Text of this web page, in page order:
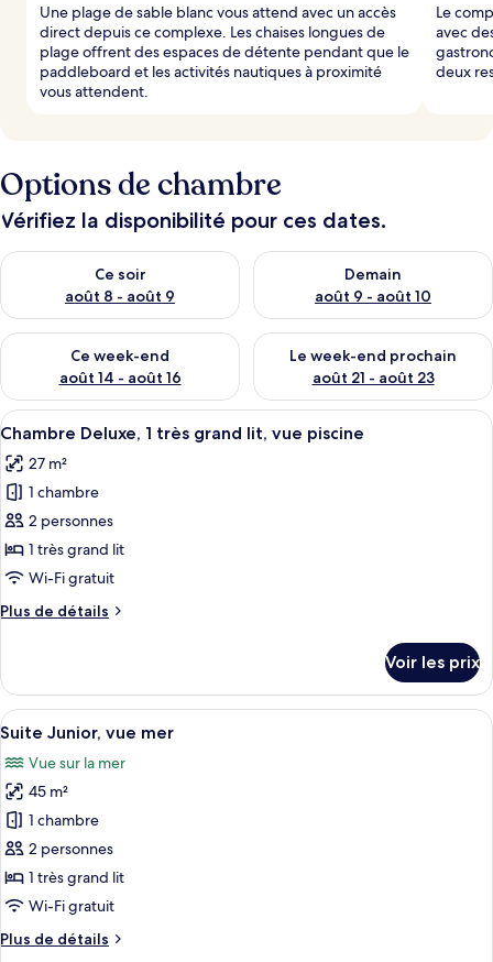
Une plage de sable blanc vous attend avec un accès
direct depuis ce complexe. Les chaises longues de
plage offrent des espaces de détente pendant que le
paddleboard et les activités nautiques à proximité
vous attendent.
Le
avec
deux
Options de chambre
Vérifiez la disponibilité pour ces dates.
Ce soir
août 8 - août 9
Vérifier la disponibilité pour ce soir août 8 - août 9
Demain
août 9 - août 10
Vérifier la disponibilité pour
Ce week-end
août 14 - août 16
Vérifier la disponibilité pour ce week-end août 14 - août 16
Le week-end prochain
août 21 - août 23
Vérifier la disponibilité pour
Afficher
toutes
les
photos
pour
ce
type
chambre :
très
lit,
vue
piscine
Une chambre d’hôtel avec un
5
Chambre Deluxe, 1 très grand lit, vue piscine
27 m²
1 chambre
2 personnes
1 très grand lit
Wi-Fi gratuit
Plus de détails
Plus
le
type
de
Chambre
Deluxe,
très
grand
lit,
vue
piscine
Voir les prix
Afficher
toutes
les
photos
pour
ce
type
de
chambre :
Suite
Une chambre d’hôtel équipée d’un
8
Suite Junior, vue mer
Vue sur la mer
45 m²
1 chambre
2 personnes
1 très grand lit
Wi-Fi gratuit
Plus de détails
Plus